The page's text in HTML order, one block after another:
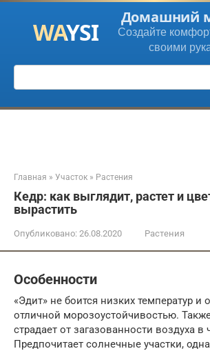
Перейти
контенту
Домашний
Создайте
своими
Поиск:
Главная » Участок » Растения
Кедр: как выглядит, растет и
вырастить
Опубликовано: 26.08.2020 Растения
Особенности
«Эдит» не боится низких температур и
отличной морозоустойчивостью.
страдает от загазованности воздуха в
Предпочитает солнечные участки,